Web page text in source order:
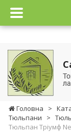
Головна >
Тюльпани
>
Тюльпан Тріумф